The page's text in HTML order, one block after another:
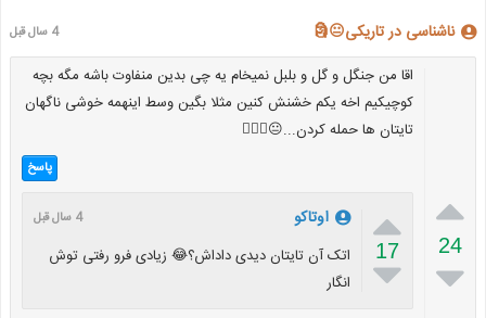
ناشناسی در تاریکی😐🗿 4 سال قبل

24

اقا من جنگل و گل و بلبل نمیخام یه چی بدین منفاوت باشه مگه بچه
کوچیکیم اخه یکم خشنش کنین مثلا بگین وسط اینهمه خوشی ناگهان
تایتان ها حمله کردن...😐🚶🏻‍♀️
پاسخ

17

اوتاکو 4 سال قبل
اتک آن تایتان دیدی داداش؟😂 زیادی فرو رفتی توش
انگار